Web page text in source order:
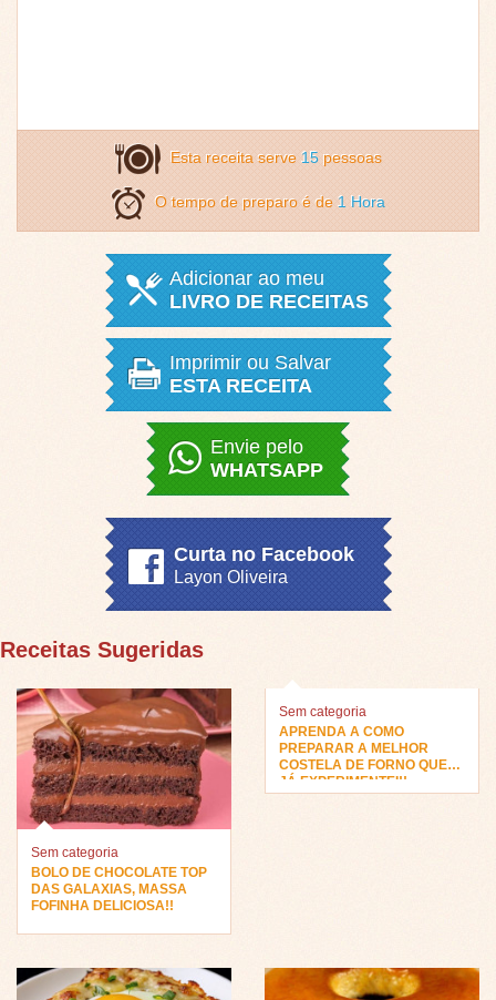
Esta receita serve 15 pessoas
O tempo de preparo é de 1 Hora
Adicionar ao meu
LIVRO DE RECEITAS
Imprimir ou Salvar
ESTA RECEITA
Envie pelo
WHATSAPP
Curta no Facebook
Layon Oliveira
Receitas Sugeridas
Sem categoria
BOLO DE CHOCOLATE TOP
DAS GALAXIAS, MASSA
FOFINHA DELICIOSA!!
Sem categoria
APRENDA A COMO
PREPARAR A MELHOR
COSTELA DE FORNO QUE
JÁ EXPERIMENTEI!!